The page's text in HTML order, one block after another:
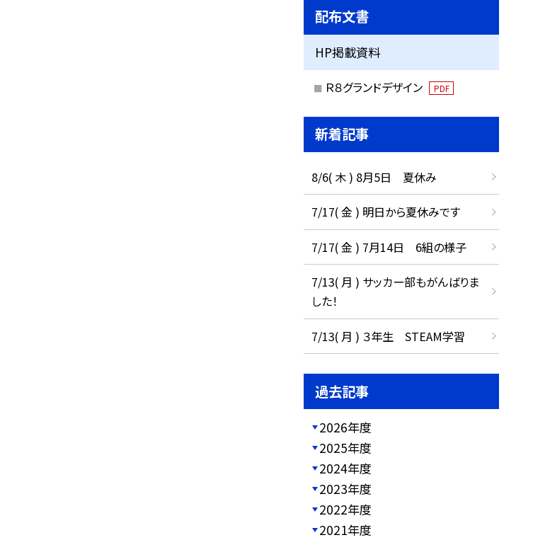
配布文書
HP掲載資料
Ｒ８グランドデザイン PDF
新着記事
8/6( 木 ) 8月5日 夏休み
7/17( 金 ) 明日から夏休みです
7/17( 金 ) 7月14日 6組の様子
7/13( 月 ) サッカー部もがんばりま
した！
7/13( 月 ) ３年生 STEAM学習
過去記事
2026年度
2025年度
2024年度
2023年度
2022年度
2021年度